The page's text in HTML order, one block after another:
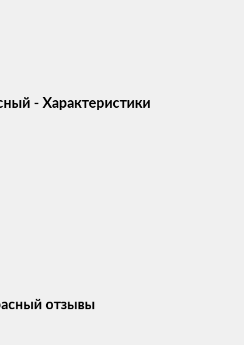
- Характеристики
отзывы